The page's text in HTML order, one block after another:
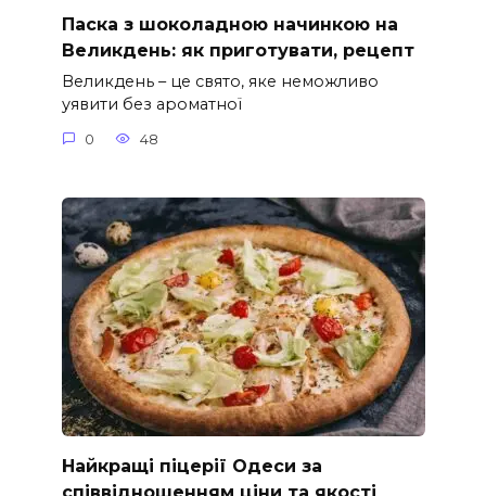
Паска з шоколадною начинкою на
Великдень: як приготувати, рецепт
Великдень – це свято, яке неможливо
уявити без ароматної
0 48
Найкращі піцерії Одеси за